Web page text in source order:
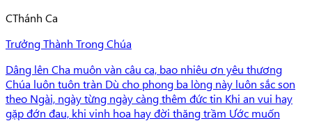
CThánh Ca
Trưởng Thành Trong Chúa
Dâng lên Cha muôn vàn câu ca, bao nhiêu ơn yêu thương
Chúa luôn tuôn tràn Dù cho phong ba lòng này luôn sắc son
theo Ngài, ngày từng ngày càng thêm đức tin Khi an vui hay
gặp đớn đau, khi vinh hoa hay đời thăng trầm Ước muốn